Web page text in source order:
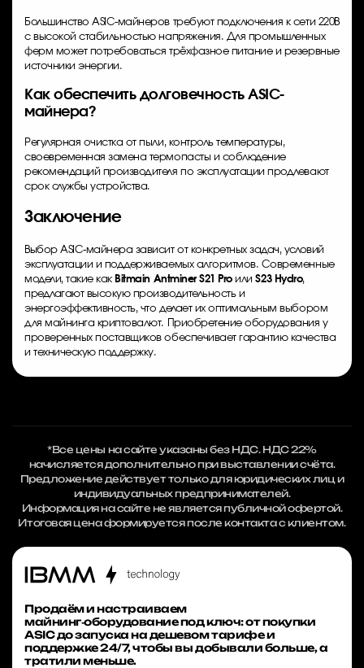
Большинство ASIC-майнеров требуют подключения к сети 220В
с высокой стабильностью напряжения. Для промышленных
ферм может потребоваться трёхфазное питание и резервные
источники энергии.
Как обеспечить долговечность ASIC-
майнера?
Регулярная очистка от пыли, контроль температуры,
своевременная замена термопасты и соблюдение
рекомендаций производителя по эксплуатации продлевают
срок службы устройства.
Заключение
Выбор ASIC-майнера зависит от конкретных задач, условий
эксплуатации и поддерживаемых алгоритмов. Современные
модели, такие как Bitmain Antminer S21 ProилиS23 Hydro,
предлагают высокую производительность и
энергоэффективность, что делает их оптимальным выбором
для майнинга криптовалют. Приобретение оборудования у
проверенных поставщиков обеспечивает гарантию качества
и техническую поддержку.
*Все цены на сайте указаны без НДС. НДС 22%
начисляется дополнительно при выставлении счёта.
Предложение действует только для юридических лиц и
индивидуальных предпринимателей.
Информация на сайте не является публичной офертой.
Итоговая цена формируется после контакта с клиентом.
Продаём и настраиваем
майнинг‑оборудование под ключ: от покупки
ASIC до запуска на дешевом тарифе и
поддержке 24/7, чтобы вы добывали больше, а
тратили меньше.